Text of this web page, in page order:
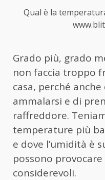
Qual è la
Grado più, grado
non faccia troppo
casa, perché
ammalarsi e di
raffreddore.
temperature più
e dove l’umidità è
possono
considerevoli.